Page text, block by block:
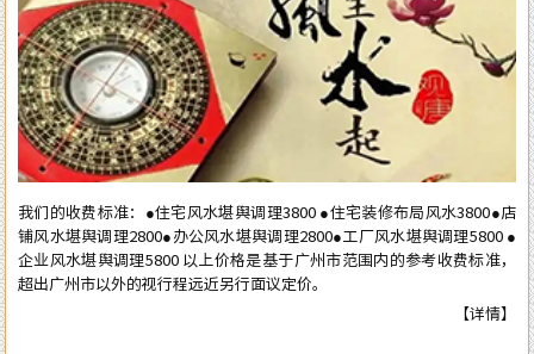
我们的收费标准：●住宅风水堪舆调理3800 ●住宅装修布局风水3800●店
铺风水堪舆调理2800●办公风水堪舆调理2800●工厂风水堪舆调理5800 ●
企业风水堪舆调理5800 以上价格是基于广州市范围内的参考收费标准，
超出广州市以外的视行程远近另行面议定价。
【详情】